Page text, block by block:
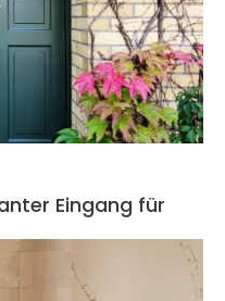
Eingang für